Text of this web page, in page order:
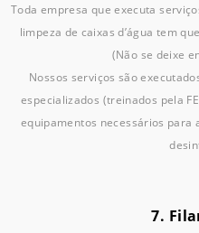
Toda empresa que executa
limpeza de caixas d’água tem
(Não se deixe
Nossos serviços são
especializados (treinados pela
equipamentos necessários para
7.